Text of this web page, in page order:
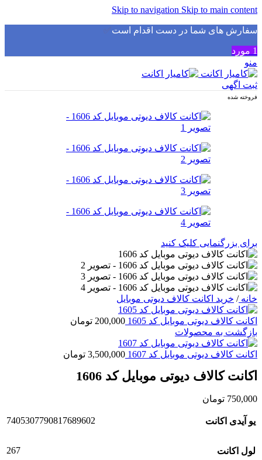
Skip to navigation Skip to main content
سفارش های شما در دست اقدام است✅
1 مورد
منو
ثبت اگهی
فروخته شده
برای بزرگنمایی کلیک کنید
خانه/ خرید اکانت کالاف دیوتی موبایل
اکانت کالاف دیوتی موبایل کد 1605 200,000 تومان
بازگشت به محصولات
اکانت کالاف دیوتی موبایل کد 1607 3,500,000 تومان
اکانت کالاف دیوتی موبایل کد 1606
750,000 تومان
یو آیدی اکانت 7405307790817689602
لول اکانت 267